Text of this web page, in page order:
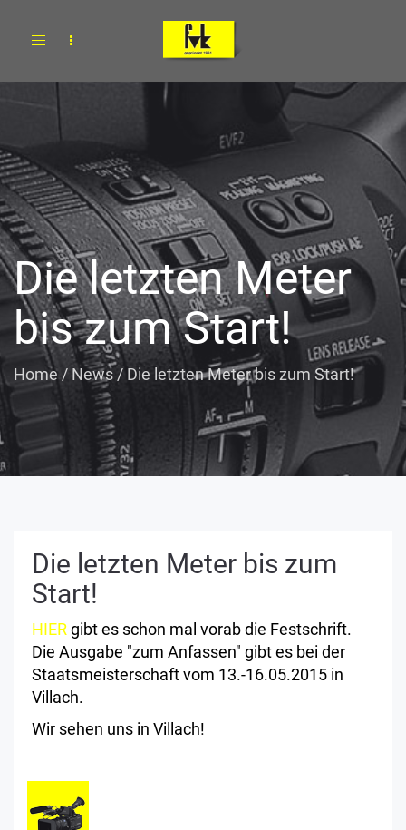
Toggle
Die letzten Meter
bis zum Start!
Home / News / Die letzten Meter bis zum Start!
Die letzten Meter bis zum
Start!
HIERgibt es schon mal vorab die Festschrift.
Die Ausgabe "zum Anfassen" gibt es bei der
Staatsmeisterschaft vom 13.-16.05.2015 in
Villach.
Wir sehen uns in Villach!